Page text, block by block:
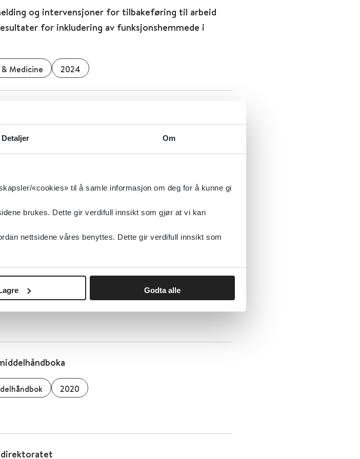
Detaljer Om
«cookies» til å samle informasjon om deg for å kunne gi
brukes. Dette gir verdifull innsikt som gjør at vi kan
nettsidene våres benyttes. Dette gir verdifull innsikt som
Godta alle
og intervensjoner for tilbakeføring til arbeid
for inkludering av funksjonshemmede i
Medicine 2024
group
practices (GVP)
Agency (EMA)
2020